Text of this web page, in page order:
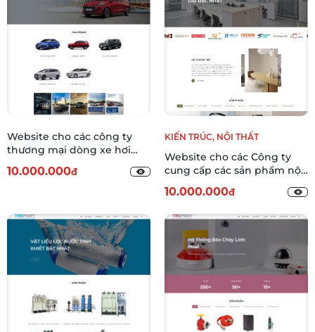
Website cho các công ty
thương mại dòng xe hơi
DCAR01
10.000.000đ
KIẾN TRÚC, NỘI THẤT
Website cho các Công ty
cung cấp các sản phẩm nội
10.000.000đ